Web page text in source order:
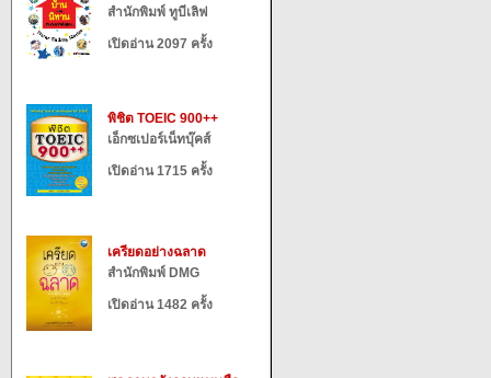
สำนักพิมพ์ ทูบีเลิฟ
เปิดอ่าน 2097 ครั้ง
พิชิต TOEIC 900++
เอ็กซเปอร์เน็ทบุ๊คส์
เปิดอ่าน 1715 ครั้ง
เครียดอย่างฉลาด
สำนักพิมพ์ DMG
เปิดอ่าน 1482 ครั้ง